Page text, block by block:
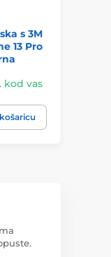
s 3M
13 Pro
kod vas